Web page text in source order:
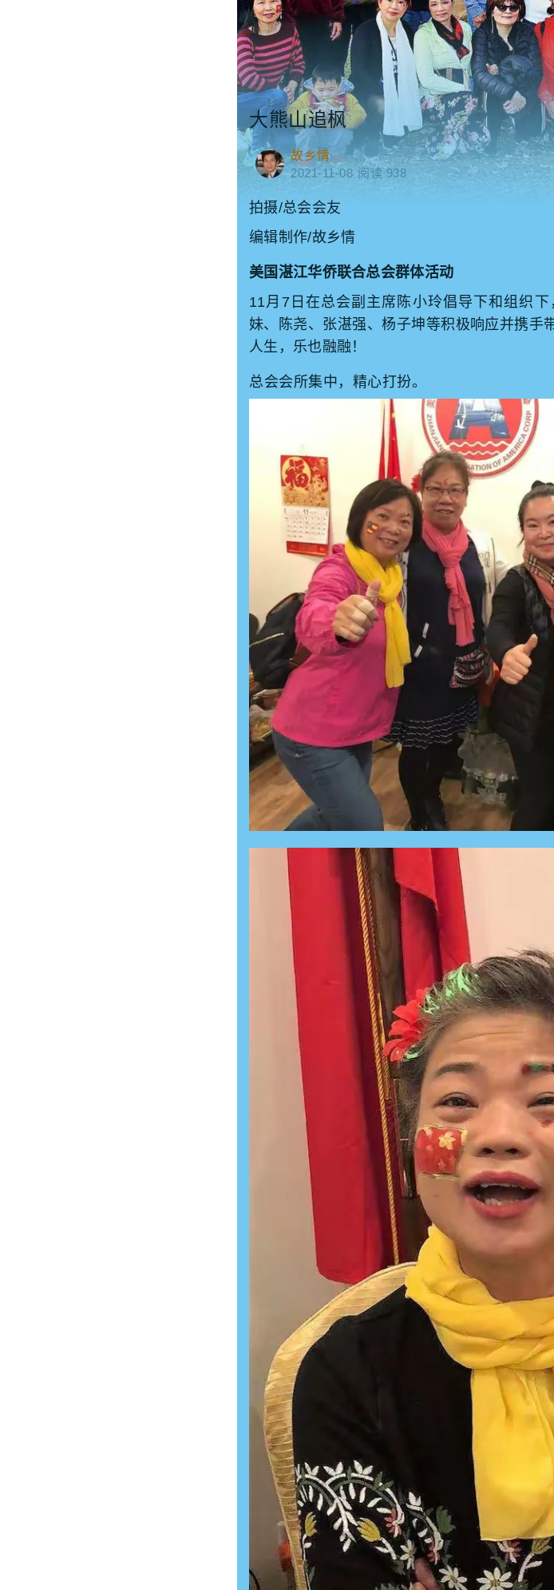
大熊山追枫
故乡情
2021-11-08 阅读 938
拍摄/总会会友
编辑制作/故乡情
美国湛江华侨联合总会群体活动
11月7日在总会副主席陈小玲倡导下和组织
妹、陈尧、张湛强、杨子坤等积极响应并携手
人生，乐也融融！
总会会所集中，精心打扮。